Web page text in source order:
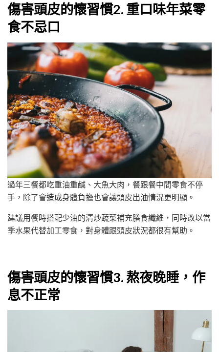
傷害頭皮的懷習慣2. 重口味年菜零
食不忌口
過年三餐都吃重油重鹹、大魚大肉，餐跟餐中間零食不停
手，除了會造成身體負擔也會讓頭皮出油情況更明顯。
建議用餐時搭配少油的清炒蔬菜補充膳食纖維，同時改以當
季水果代替加工零食，對身體跟頭皮狀況都很有幫助。
傷害頭皮的懷習慣3. 熬夜晚睡，作
息不正常